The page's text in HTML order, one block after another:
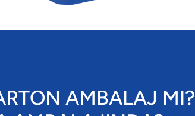
AMBALAJ MI?